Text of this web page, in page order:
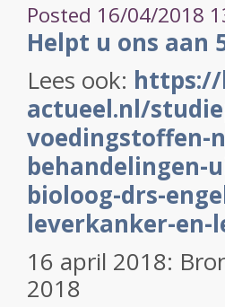
Posted 16/04/2018
Helpt u ons aan
Lees ook:
actueel.nl/
voedingstoffen-
bioloog-drs-
leverkanker-
16 april 2018:
2018